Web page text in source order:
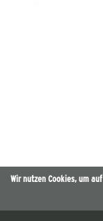
Wir nutzen Cookies, um